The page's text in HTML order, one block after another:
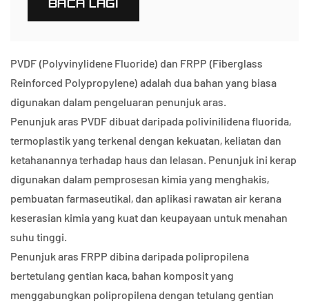
BACA LAGI
PVDF (Polyvinylidene Fluoride) dan FRPP (Fiberglass
Reinforced Polypropylene) adalah dua bahan yang biasa
digunakan dalam pengeluaran penunjuk aras.
Penunjuk aras PVDF dibuat daripada polivinilidena fluorida,
termoplastik yang terkenal dengan kekuatan, keliatan dan
ketahanannya terhadap haus dan lelasan. Penunjuk ini kerap
digunakan dalam pemprosesan kimia yang menghakis,
pembuatan farmaseutikal, dan aplikasi rawatan air kerana
keserasian kimia yang kuat dan keupayaan untuk menahan
suhu tinggi.
Penunjuk aras FRPP dibina daripada polipropilena
bertetulang gentian kaca, bahan komposit yang
menggabungkan polipropilena dengan tetulang gentian